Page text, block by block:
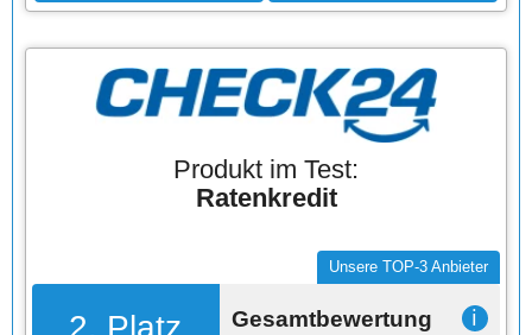
Produkt im Test:
Ratenkredit
2. Platz
Unsere TOP-3 Anbieter
Gesamtbewertung ℹ